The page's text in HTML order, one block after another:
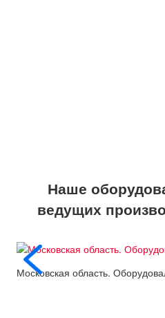
Наше
ведущих
Московская область.